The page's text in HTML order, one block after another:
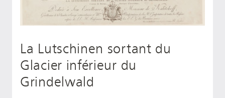
La Lutschinen sortant du
Glacier inférieur du
Grindelwald